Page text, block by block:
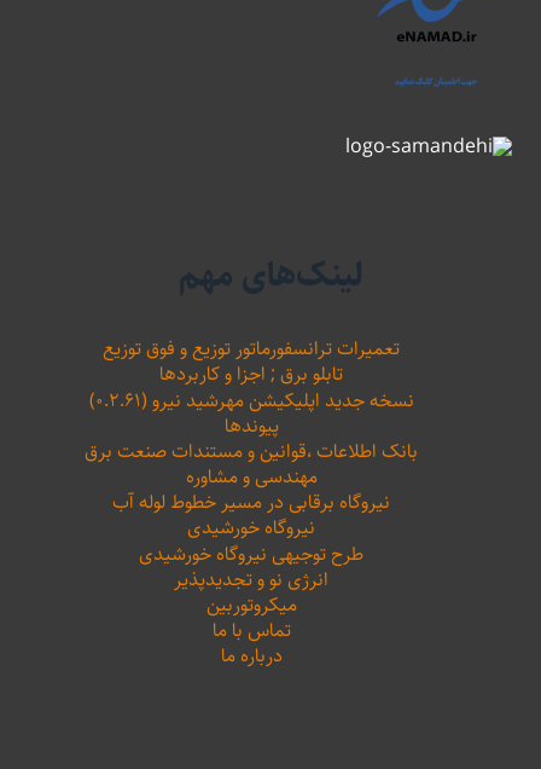
لینک‌های مهم
تعمیرات ترانسفورماتور توزیع و فوق توزیع
تابلو برق ; اجزا و کاربردها
نسخه جدید اپلیکیشن مهرشید نیرو (۰.۲.۶۱)
پیوندها
بانک اطلاعات ،‌قوانین و مستندات صنعت برق
مهندسی و مشاوره
نیروگاه برقابی در مسیر خطوط لوله آب
نیروگاه خورشیدی
طرح توجیهی نیروگاه خورشیدی
انرژی نو و تجدیدپذیر
میکروتوربین
تماس با ما
درباره ما